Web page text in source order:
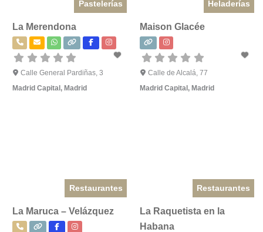
Pastelerías
La Merendona
Calle General Pardiñas, 3
Madrid Capital , Madrid
Heladerías
Maison Glacée
Calle de Alcalá, 77
Madrid Capital , Madrid
Restaurantes
La Maruca – Velázquez
Restaurantes
La Raquetista en la
Habana